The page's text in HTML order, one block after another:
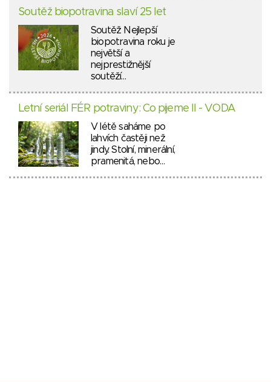
Soutěž biopotravina slaví 25 let
Soutěž Nejlepší
biopotravina roku je
největší a
nejprestižnější
soutěží…
Letní seriál FÉR potraviny: Co pijeme II - VODA
V létě saháme po
lahvích častěji než
jindy. Stolní, minerální,
pramenitá, nebo…